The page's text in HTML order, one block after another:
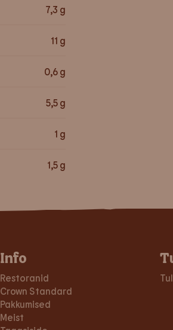
7,3 g
11 g
0,6 g
5,5 g
1 g
1,5 g
Info
Restoranid
Crown Standard
Pakkumised
Meist